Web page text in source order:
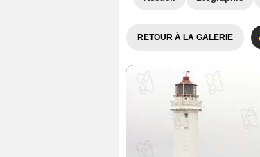
RETOUR À LA GALERIE